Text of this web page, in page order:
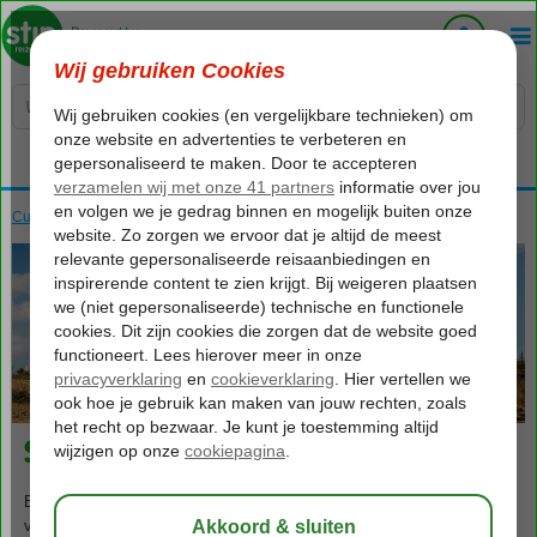
Voelt als thuiskomen...
Curaçao Sint Willibrordus
va 849
o.b.v. 2 personen
Sint Willibrordus
Ben je op zoek naar een unieke vakantie-ervaring? Overweeg dan een
vakantie in Sint-Willibrordus, een pittoresk dorpje op het prachtige